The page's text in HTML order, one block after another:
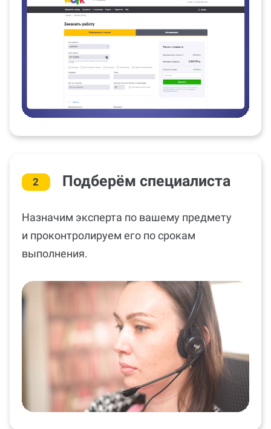
2 Подберём специалиста
Назначим эксперта по вашему предмету
и проконтролируем его по срокам
выполнения.